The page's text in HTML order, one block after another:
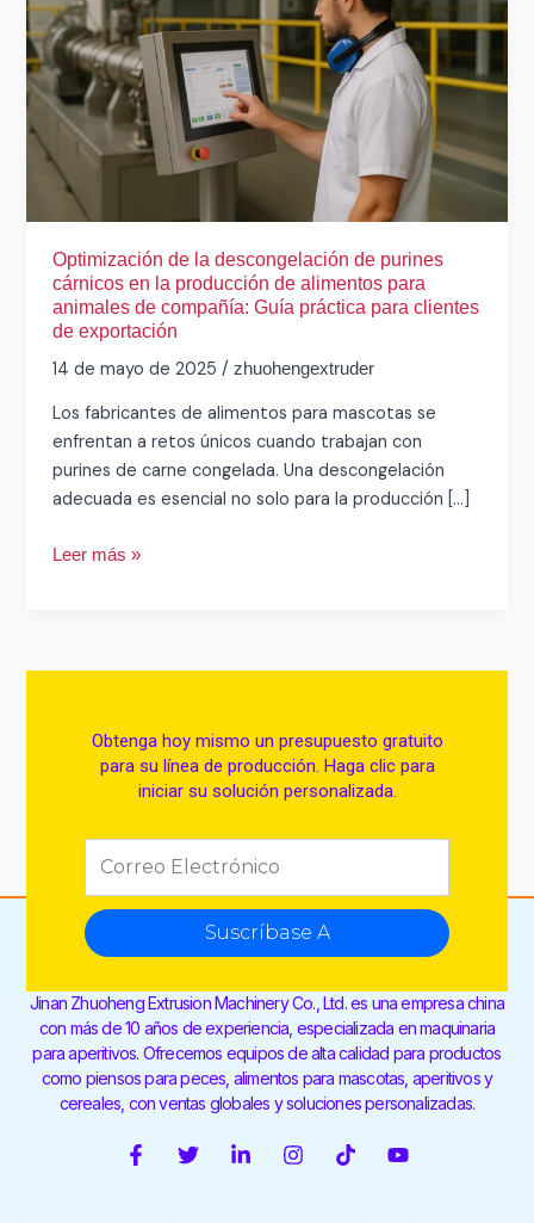
Optimización de la descongelación de purines
cárnicos en la producción de alimentos para
animales de compañía: Guía práctica para clientes
de exportación
14 de mayo de 2025/zhuohengextruder
Los fabricantes de alimentos para mascotas se
enfrentan a retos únicos cuando trabajan con
purines de carne congelada. Una descongelación
adecuada es esencial no solo para la producción [...]
de
purines
cárnicos
en
producción
para
animales
de
compañía:
Guía
práctica
para
clientes
de
Leer más »
Obtenga hoy mismo un presupuesto gratuito
para su línea de producción. Haga clic para
iniciar su solución personalizada.
Suscríbase A
Jinan Zhuoheng Extrusion Machinery Co., Ltd. es una empresa china
con más de 10 años de experiencia, especializada en maquinaria
para aperitivos. Ofrecemos equipos de alta calidad para productos
como piensos para peces, alimentos para mascotas, aperitivos y
cereales, con ventas globales y soluciones personalizadas.
F
T
L
I
T
Y